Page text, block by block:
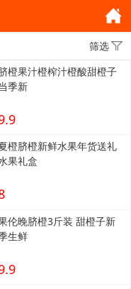
筛选
橙果汁橙榨汁橙酸甜橙子
季新
橙脐橙新鲜水果年货送礼
果礼盒
伦晚脐橙3斤装 甜橙子新
生鲜